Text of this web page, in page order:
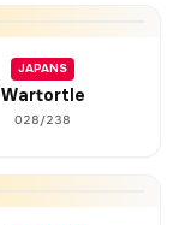
JAPANS
Wartortle
028/238